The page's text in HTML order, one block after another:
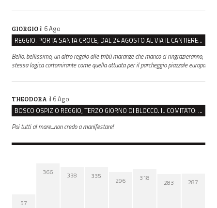
GIORGIO il 6 Ago
REGGIO. PORTA SANTA CROCE, DAL 24 AGOSTO AL VIA IL CANTIERE PER IL NUOVO COLLETTORE FOGNARIO
Bello, bellissimo, un altro regalo alle tribù maranze che manco ci ringrazieranno,
stessa logica cortomirante come quella attuata per il parcheggio piazzale europa
THEODORA il 6 Ago
BOSCO OSPIZIO REGGIO, TERZO GIORNO DI BLOCCO. IL COMITATO: “PRESIDIO FINO A VENERDÌ”
Poi tutti al mare...non credo a manifestare!
57
366 338 335
296 318 283 287